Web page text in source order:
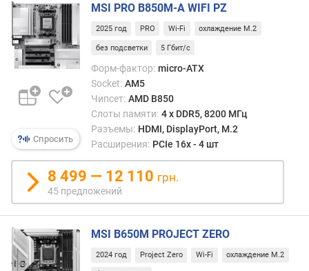
(
с
л
о
т
а
(
)
D
R
5
(
с
Спросить
MSI PRO B850M-A WIFI PZ
2025 год PRO Wi-Fi охлаждение M.2
без подсветки 5 Гбит/с
Форм-фактор: micro-ATX
Socket: AM5
Чипсет: AMD B850
Слоты памяти: 4 х DDR5, 8200 МГц
Разъемы: HDMI, DisplayPort, M.2
Расширения: PCIe 16x - 4 шт
8 499 — 12 110 грн.
45 предложений
MSI B650M PROJECT ZERO
2024 год Project Zero Wi-Fi охлаждение M.2